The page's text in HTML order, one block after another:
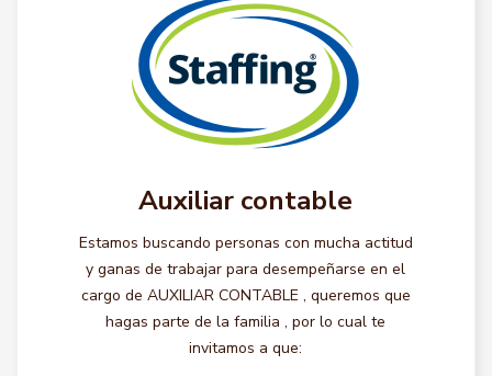
Auxiliar contable
Estamos buscando personas con mucha actitud
y ganas de trabajar para desempeñarse en el
cargo de AUXILIAR CONTABLE , queremos que
hagas parte de la familia , por lo cual te
invitamos a que: